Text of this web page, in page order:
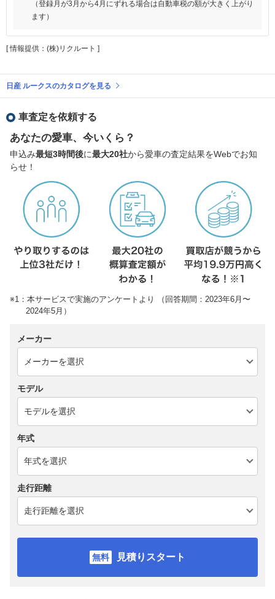
（登録月が3月から4月にずれる場合は自動車税の額が大きく上がり
ます）
[ 情報提供：(株)リクルート ]
日産 ルークスのカタログを見る
車査定を依頼する
あなたの愛車、今いくら？
申込み最短3時間後に最大20社から愛車の査定結果をWebでお知
らせ！
※1：本サービスで実施のアンケートより （回答期間：2023年6月〜
2024年5月）
メーカー
モデル
年式
走行距離
見積りスタート